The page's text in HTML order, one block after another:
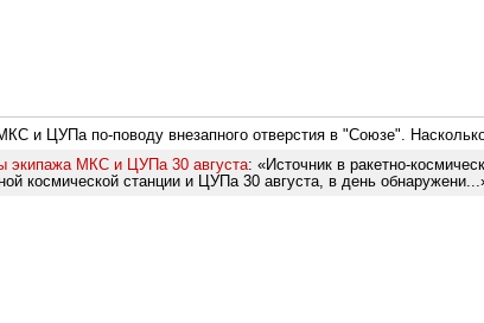
и ЦУПа по-поводу внезапного отверстия в "Союзе".
экипажа МКС и ЦУПа 30 августа: «Источник в ракетно-
космической станции и ЦУПа 30 августа, в день